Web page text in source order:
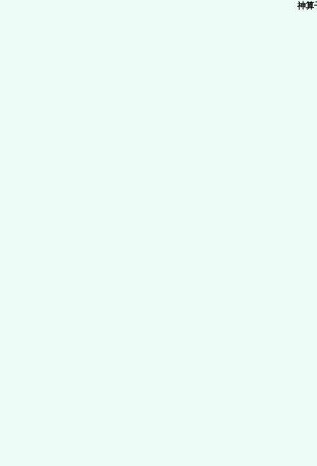
神算